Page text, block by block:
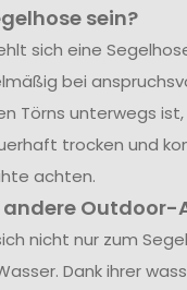
sein?
sich eine
bei
Törns unterwegs
trocken und
achten.
andere
nicht nur zum
Dank ihrer